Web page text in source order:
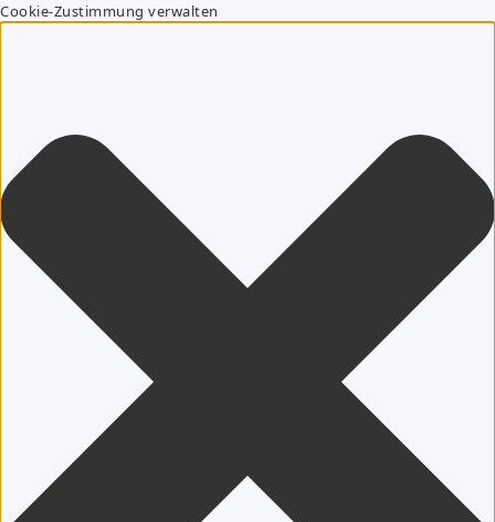
Cookie-Zustimmung verwalten